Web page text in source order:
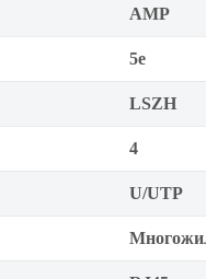
AMP
5е
LSZH
4
U/UTP